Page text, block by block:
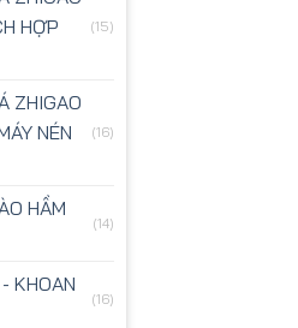
HỢP
(15)
ZHIGAO
NÉN
(16)
HẦM
(14)
KHOAN
(16)